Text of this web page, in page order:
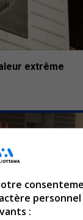
extrême
personnel
: